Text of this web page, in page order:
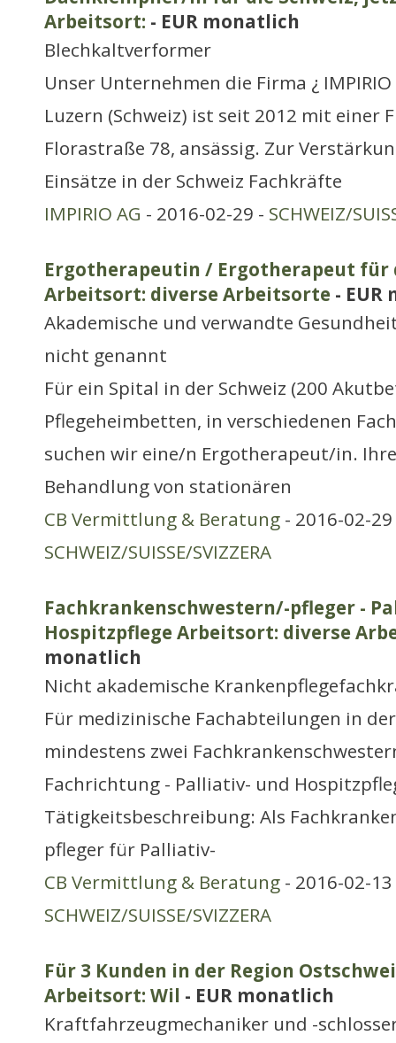
Arbeitsort: - EUR monatlich
Blechkaltverformer
Unser Unternehmen die Firma ¿
Luzern (Schweiz) ist seit 2012 mit einer
Florastraße 78, ansässig. Zur
Einsätze in der Schweiz Fachkräfte
IMPIRIO AG - 2016-02-29 - SCHWEIZ/
Ergotherapeutin / Ergotherapeut für
Arbeitsort: diverse Arbeitsorte -
Akademische und verwandte
nicht genannt
Für ein Spital in der Schweiz (200
Pflegeheimbetten, in verschiedenen
suchen wir eine/n Ergotherapeut/in.
Behandlung von stationären
CB Vermittlung & Beratung - 2016-02-
SCHWEIZ/SUISSE/SVIZZERA
Fachkrankenschwestern/-pfleger -
Hospitzpflege Arbeitsort: diverse
monatlich
Nicht akademische
Für medizinische Fachabteilungen in
mindestens zwei
Fachrichtung - Palliativ- und
Tätigkeitsbeschreibung: Als
pfleger für Palliativ-
CB Vermittlung & Beratung - 2016-02-
SCHWEIZ/SUISSE/SVIZZERA
Für 3 Kunden in der Region
Arbeitsort: Wil - EUR monatlich
Kraftfahrzeugmechaniker und -